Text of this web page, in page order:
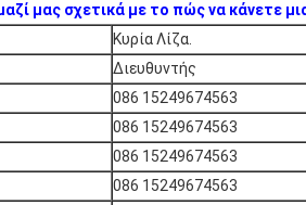
μας σχετικά με το πώς να κάνετε
Κυρία Λίζα.
Διευθυντής
086 15249674563
086 15249674563
086 15249674563
086 15249674563